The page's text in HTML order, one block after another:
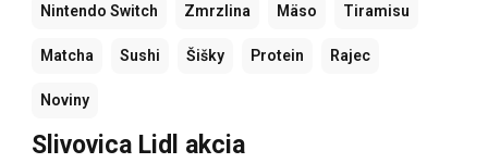
Nintendo Switch Zmrzlina Mäso Tiramisu
Matcha Sushi Šišky Protein Rajec
Noviny
Slivovica Lidl akcia